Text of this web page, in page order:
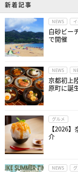
新着記事
NEWS
白砂ビー
で開催
NEWS
京都初上
原町に誕
グルメ
【2026
介
NEWS